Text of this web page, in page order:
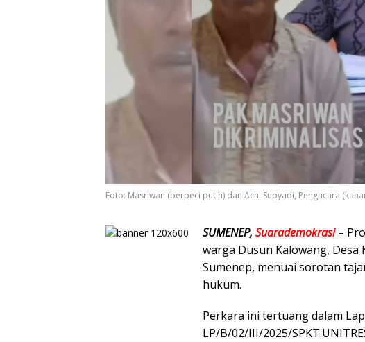
Foto: Masriwan (berpeci putih) dan Ach. Supyadi, Pengacara
SUMENEP, Suarademokrasi–
warga Dusun Kalowang, Desa
Sumenep, menuai sorotan
hukum.
Perkara ini tertuang dalam
LP/B/02/III/2025/